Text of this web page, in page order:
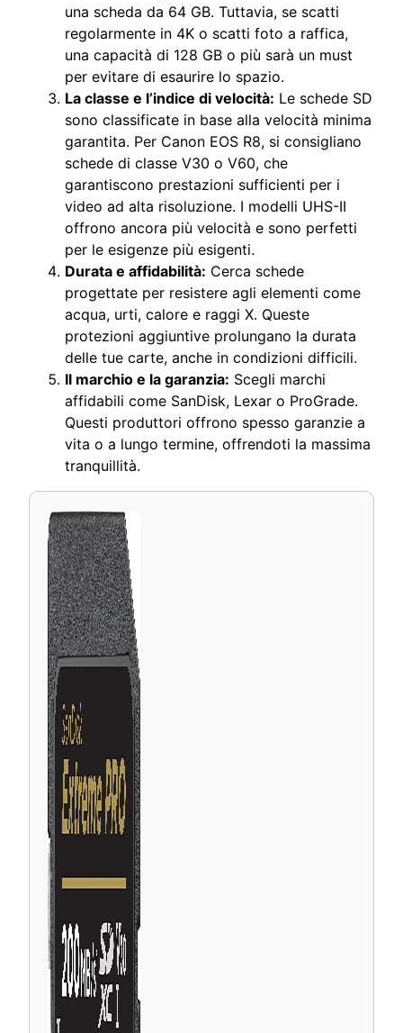
una scheda da 64 GB. Tuttavia, se scatti
regolarmente in 4K o scatti foto a raffica,
una capacità di 128 GB o più sarà un must
per evitare di esaurire lo spazio.
La classe e l’indice di velocità: Le schede SD
sono classificate in base alla velocità minima
garantita. Per Canon EOS R8, si consigliano
schede di classe V30 o V60, che
garantiscono prestazioni sufficienti per i
video ad alta risoluzione. I modelli UHS-II
offrono ancora più velocità e sono perfetti
per le esigenze più esigenti.
Durata e affidabilità: Cerca schede
progettate per resistere agli elementi come
acqua, urti, calore e raggi X. Queste
protezioni aggiuntive prolungano la durata
delle tue carte, anche in condizioni difficili.
Il marchio e la garanzia: Scegli marchi
affidabili come SanDisk, Lexar o ProGrade.
Questi produttori offrono spesso garanzie a
vita o a lungo termine, offrendoti la massima
tranquillità.